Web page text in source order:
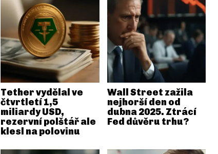
Tether vydělal ve
čtvrtletí 1,5
miliardy USD,
rezervní polštář ale
klesl na polovinu
Wall Street zažila
nejhorší den od
dubna 2025. Ztrácí
Fed důvěru trhu?